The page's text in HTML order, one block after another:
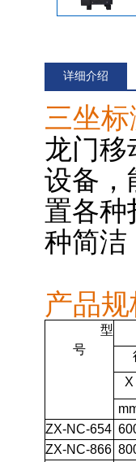
详细介绍
三坐
龙门移
设备，
置各种
种简洁
产品
型
号
X
ZX-NC-654
ZX-NC-866